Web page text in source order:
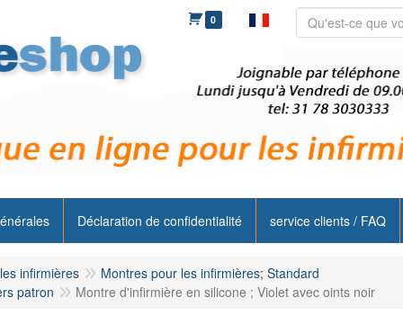
0
Déclaration de confidentialité service clients / FAQ
infirmières
Montres pour les infirmières; Standard
patron
Montre d'infirmière en silicone ; Violet avec oints noir